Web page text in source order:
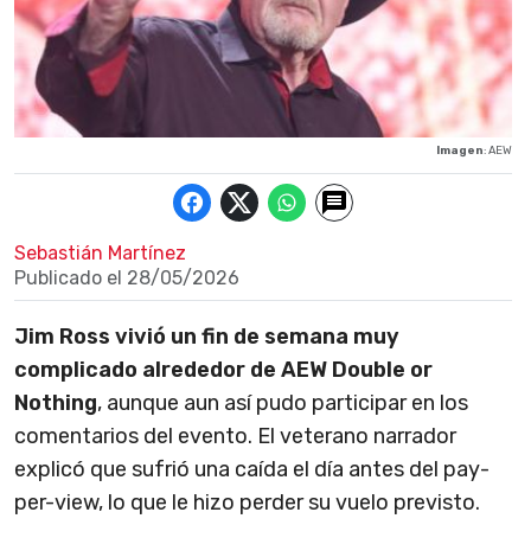
Imagen: AEW
Sebastián Martínez
Publicado el 28/05/2026
Jim Ross vivió un fin de semana muy
complicado alrededor de AEW Double or
Nothing, aunque aun así pudo participar en los
comentarios del evento. El veterano narrador
explicó que sufrió una caída el día antes del pay-
per-view, lo que le hizo perder su vuelo previsto.